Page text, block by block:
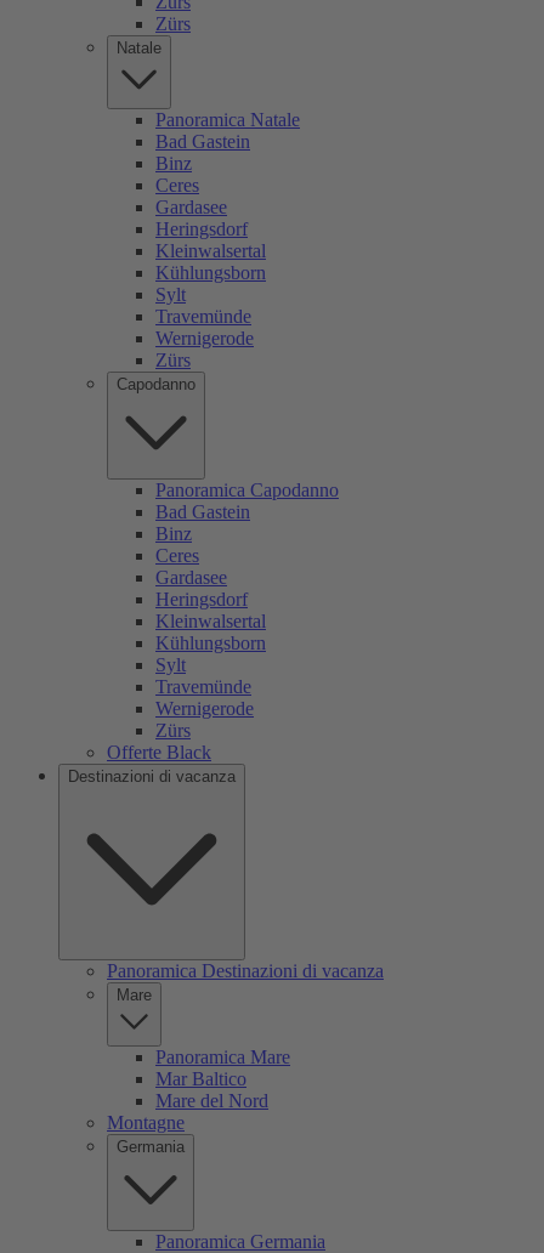
Zürs
Natale
Panoramica Natale
Bad Gastein
Binz
Ceres
Gardasee
Heringsdorf
Kleinwalsertal
Kühlungsborn
Sylt
Travemünde
Wernigerode
Zürs
Capodanno
Panoramica Capodanno
Bad Gastein
Binz
Ceres
Gardasee
Heringsdorf
Kleinwalsertal
Kühlungsborn
Sylt
Travemünde
Wernigerode
Zürs
Offerte Black
Destinazioni di vacanza
Panoramica Destinazioni di vacanza
Mare
Panoramica Mare
Mar Baltico
Mare del Nord
Montagne
Germania
Panoramica Germania